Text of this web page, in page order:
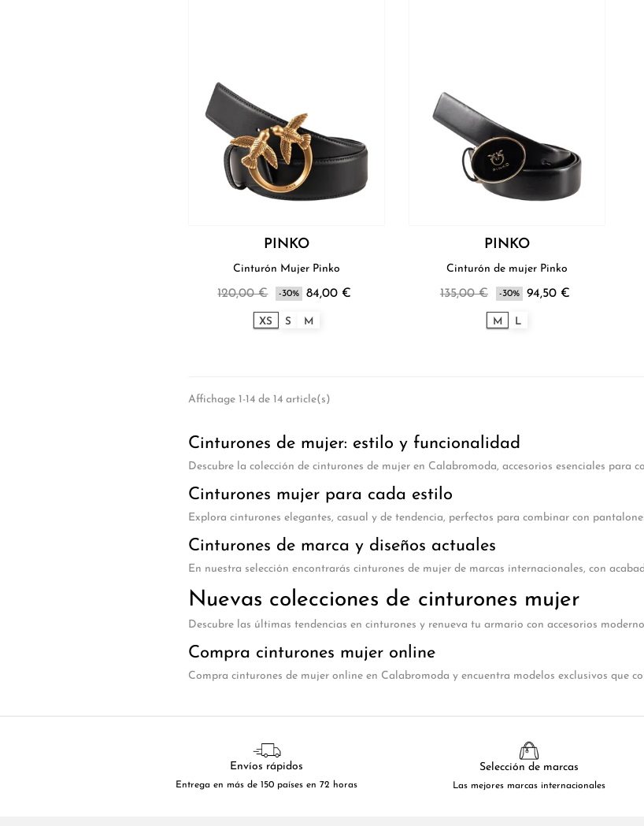
PINKO
Cinturón Mujer Pinko
120,00 € -30% 84,00 €
XS S M
PINKO
Cinturón de mujer Pinko
135,00 € -30% 94,50 €
M L
Affichage 1-14 de 14 article(s)
Cinturones de mujer: estilo y funcionalidad
Descubre la colección de cinturones de mujer en Calabromoda, accesorios esenciales
Cinturones mujer para cada estilo
Explora cinturones elegantes, casual y de tendencia, perfectos para combinar con
Cinturones de marca y diseños actuales
En nuestra selección encontrarás cinturones de mujer de marcas internacionales, con
Nuevas colecciones de cinturones mujer
Descubre las últimas tendencias en cinturones y renueva tu armario con accesorios
Compra cinturones mujer online
Compra cinturones de mujer online en Calabromoda y encuentra modelos exclusivos que
Envíos rápidos
Entrega en más de 150 países en 72 horas
Selección de marcas
Las mejores marcas internacionales